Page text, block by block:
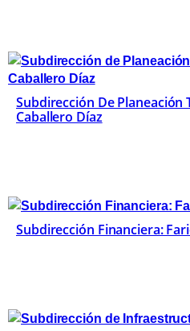
Subdirección De
Caballero Díaz
Subdirección Financiera: